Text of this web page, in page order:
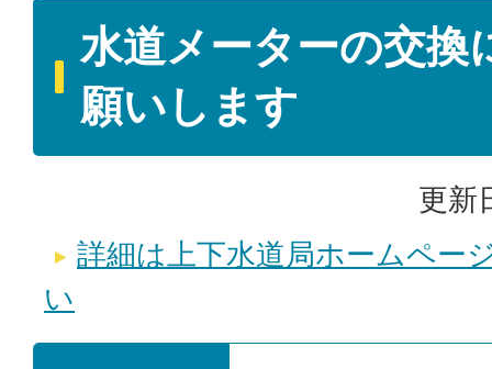
水道メーターの交換
願いします
更新
詳細は上下水道局ホームペー
い